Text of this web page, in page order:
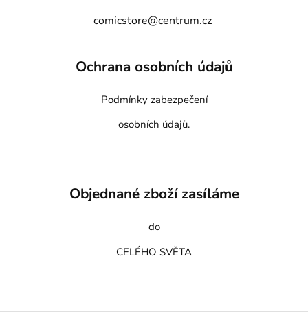
comicstore@centrum.cz
Ochrana osobních údajů
Podmínky zabezpečení
osobních údajů.
Objednané zboží zasíláme
do
CELÉHO SVĚTA